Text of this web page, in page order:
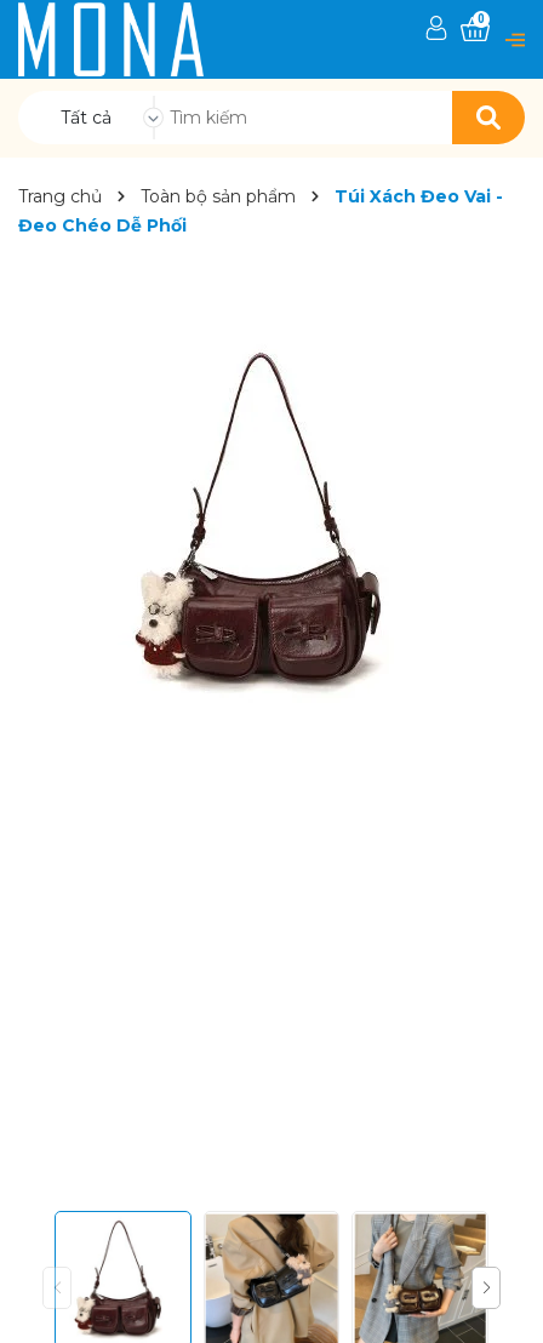
Tất cả
0
Trang chủ Toàn bộ sản phẩm
Túi Xách Đeo Vai -
Đeo Chéo Dễ Phối